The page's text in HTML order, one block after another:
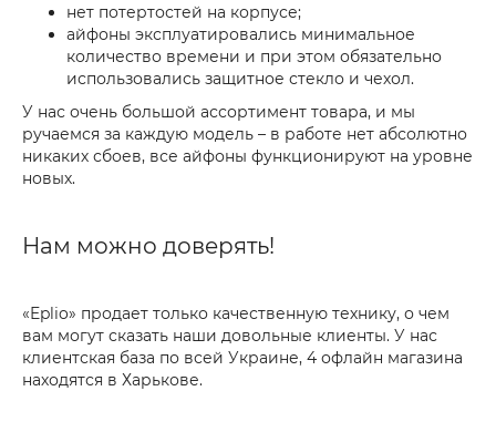
нет потертостей на корпусе;
айфоны эксплуатировались минимальное
количество времени и при этом обязательно
использовались защитное стекло и чехол.
У нас очень большой ассортимент товара, и мы
ручаемся за каждую модель – в работе нет абсолютно
никаких сбоев, все айфоны функционируют на уровне
новых.
Нам можно доверять!
«Eplio» продает только качественную технику, о чем
вам могут сказать наши довольные клиенты. У нас
клиентская база по всей Украине, 4 офлайн магазина
находятся в Харькове.